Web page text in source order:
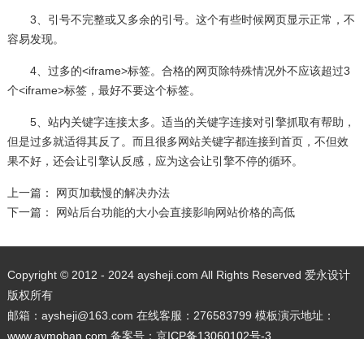
3、引号不完整或又多余的引号。这个有些时候网页显示正常，不
容易发现。
4、过多的<iframe>标签。合格的网页除特殊情况外不应该超过3
个<iframe>标签，最好不要这个标签。
5、站内关键字连接太多。适当的关键字连接对引擎抓取有帮助，
但是过多就适得其反了。而且很多网站关键字都连接到首页，不但效
果不好，还会让引擎认反感，应为这会让引擎不停的循环。
上一篇：
网页加载慢的解决办法
下一篇：
网站后台功能的大小会直接影响网站价格的高低
Copyright © 2012 - 2024 aysheji.com All Rights Reserved 爱永设计
版权所有
邮箱：aysheji@163.com 在线客服：276583799 模板演示地址：
www.aymoban.com 备案号： 京ICP备13060102号-3